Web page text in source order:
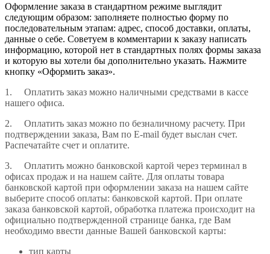
Оформление заказа в стандартном режиме выглядит
следующим образом: заполняете полностью форму по
последовательным этапам: адрес, способ доставки, оплаты,
данные о себе. Советуем в комментарии к заказу написать
информацию, которой нет в стандартных полях формы заказа
и которую вы хотели бы дополнительно указать. Нажмите
кнопку «Оформить заказ».
1. Оплатить заказ можно наличными средствами в кассе
нашего офиса.
2. Оплатить заказ можно по безналичному расчету. При
подтверждении заказа, Вам по E-mail будет выслан счет.
Распечатайте счет и оплатите.
3. Оплатить можно банковской картой через терминал в
офисах продаж и на нашем сайте. Для оплаты товара
банковской картой при оформлении заказа на нашем сайте
выберите способ оплаты: банковской картой. При оплате
заказа банковской картой, обработка платежа происходит на
официально подтвержденной странице банка, где Вам
необходимо ввести данные Вашей банковской карты:
тип карты